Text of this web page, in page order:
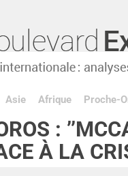
Asie Afrique Proche-
:
À LA